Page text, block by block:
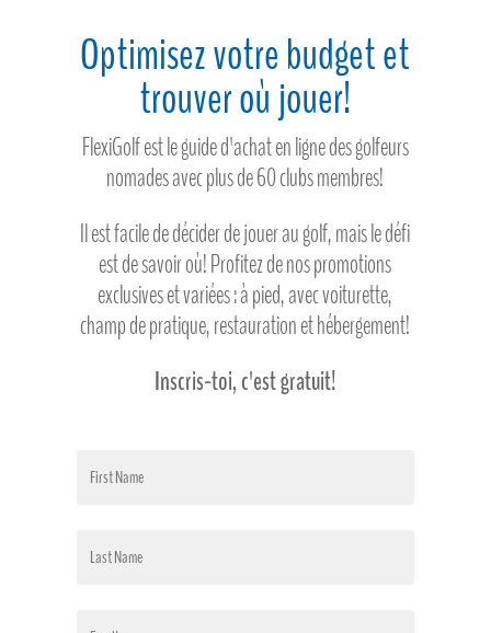
Optimisez votre budget et
trouver où jouer!
FlexiGolf est le guide d'achat en ligne des golfeurs
nomades avec plus de 60 clubs membres!
Il est facile de décider de jouer au golf, mais le défi
est de savoir où! Profitez de nos promotions
exclusives et variées : à pied, avec voiturette,
champ de pratique, restauration et hébergement!
Inscris-toi, c'est gratuit!